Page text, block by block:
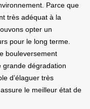
Parce que
très adéquat à la
opter un
pour le long terme.
bouleversement
grande dégradation
d’élaguer très
le meilleur état de